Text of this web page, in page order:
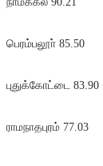
பெரம்பலூா் 85.50
புதுக்கோட்டை 83.90
ராமநாதபுரம் 77.03